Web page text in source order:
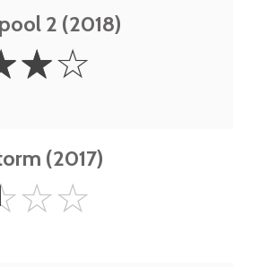
2 (2018)
☆☆
(2017)
☆☆